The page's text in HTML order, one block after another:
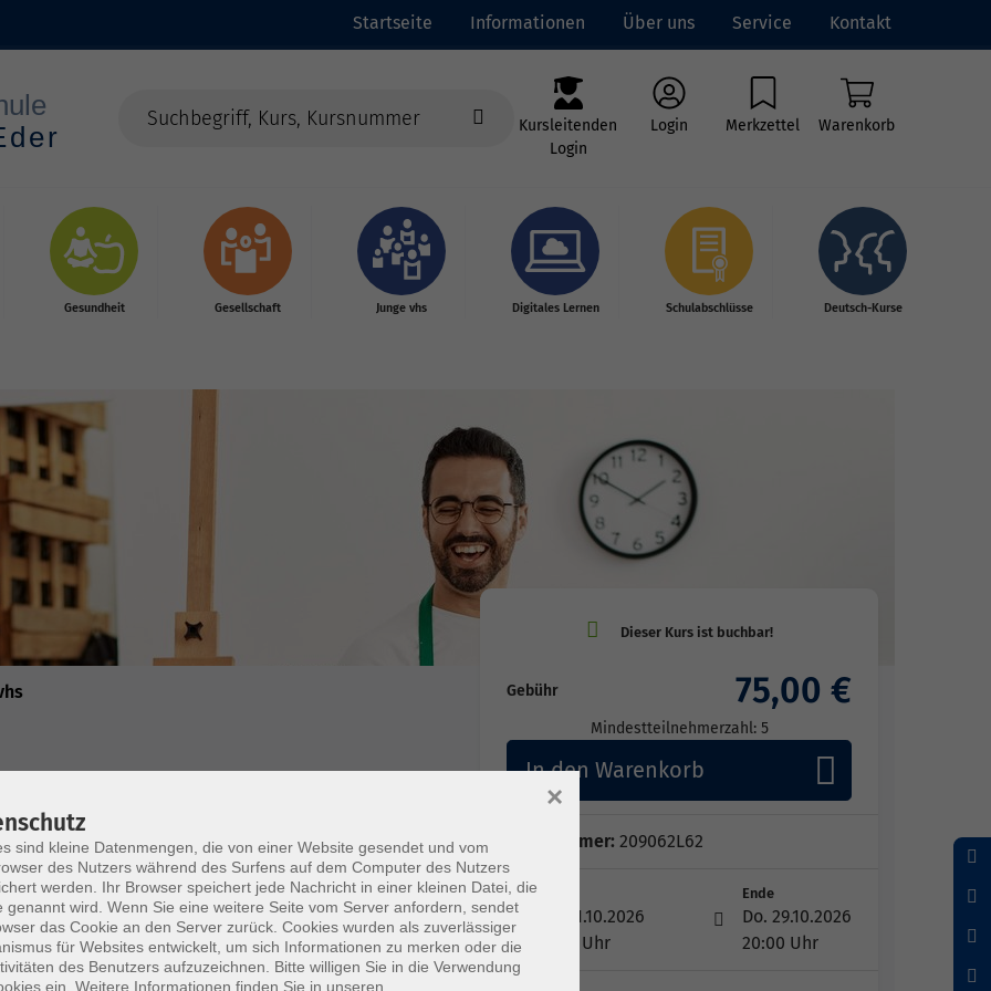
Startseite Informationen Über uns Service Kontakt
Kursleitenden
Login
Login Merkzettel Warenkorb
Gesundheit Gesellschaft Junge vhs Digitales Lernen Schulabschlüsse Deutsch-Kurse
, Fortgeschrittenen erlernen, was sie interessiert.
ebenso die dazugehörige Beratung.
Gebühr 75,00 €
Mindestteilnehmerzahl: 5
In den Warenkorb
Kursnummer: 209062L62
Start
Do. 01.10.2026
18:00 Uhr
Ende
Do. 29.10.2026
20:00 Uhr
sind kleine Datenmengen, die von einer Website gesendet und vom
des Nutzers während des Surfens auf dem Computer des Nutzers
werden. Ihr Browser speichert jede Nachricht in einer kleinen Datei, die
genannt wird. Wenn Sie eine weitere Seite vom Server anfordern, sendet
das Cookie an den Server zurück. Cookies wurden als zuverlässiger
für Websites entwickelt, um sich Informationen zu merken oder die
des Benutzers aufzuzeichnen. Bitte willigen Sie in die Verwendung
ein. Weitere Informationen finden Sie in unseren
×